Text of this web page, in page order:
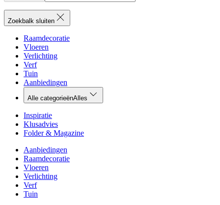
Zoekbalk sluiten
Raamdecoratie
Vloeren
Verlichting
Verf
Tuin
Aanbiedingen
Alle categorieënAlles
Inspiratie
Klusadvies
Folder & Magazine
Aanbiedingen
Raamdecoratie
Vloeren
Verlichting
Verf
Tuin